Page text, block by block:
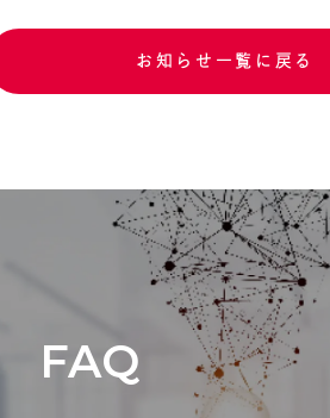
お知らせ一覧に戻る
FAQ